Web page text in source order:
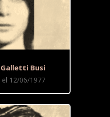
Galletti Busi
el 12/06/1977